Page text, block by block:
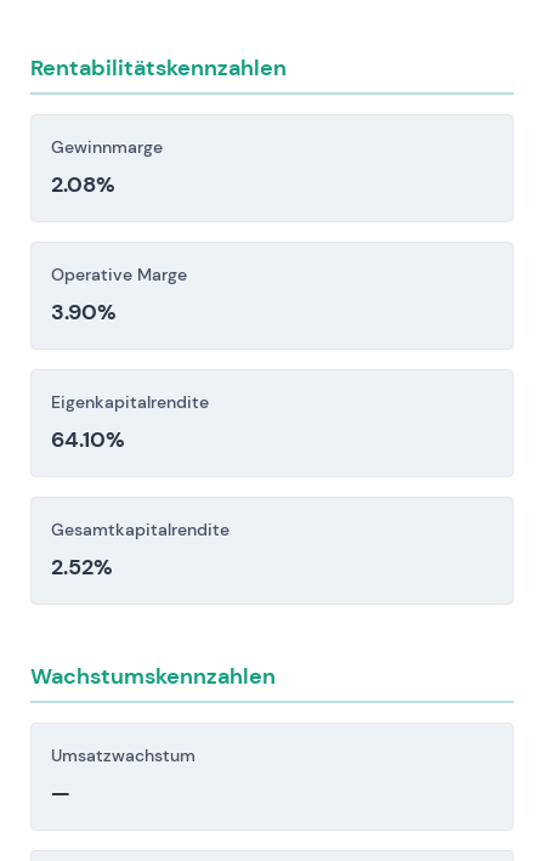
abbauen und Vermögenswerte mindern.
Rentabilitätskennzahlen
Gewinnmarge
2.08%
Operative Marge
3.90%
Eigenkapitalrendite
64.10%
Gesamtkapitalrendite
2.52%
Wachstumskennzahlen
Umsatzwachstum
—